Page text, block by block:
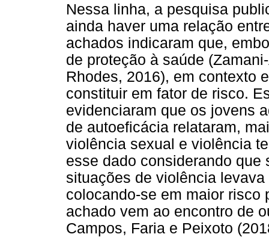
Nessa linha, a pesquisa
ainda haver uma relação
achados indicaram que,
de proteção à saúde
Rhodes, 2016), em contexto
constituir em fator de risco.
evidenciaram que os jovens
de autoeficácia relataram,
violência sexual e violência
esse dado considerando
situações de violência
colocando-se em maior risco
achado vem ao encontro de
Campos, Faria e Peixoto